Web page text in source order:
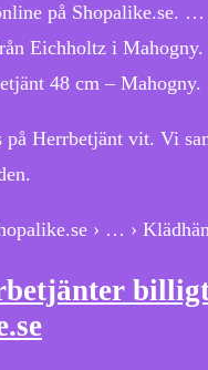
på Shopalike.se. …
Eichholtz i
48 cm – Mahogny.
på Herrbetjänt vit. Vi
› … ›